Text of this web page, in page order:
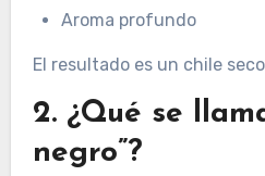
Aroma profundo
El resultado es un chile
2. ¿Qué se
negro”?